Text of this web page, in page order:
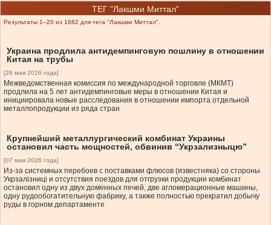
ТЕГ "Лакшми Миттал"
Результаты 1–20 из 1682 для тега "Лакшми Миттал".
Украина продлила антидемпинговую пошлину в отношении
Китая на трубы
[26 мая 2026 года]
Межведомственная комиссия по международной торговле (МКМТ)
продлила на 5 лет антидемпинговые меры в отношении Китая и
инициировала новые расследования в отношении импорта отдельной
металлопродукции из ряда стран
Крупнейший металлургический комбинат Украины
остановил часть мощностей, обвинив “Укрзализныцю”
[07 мая 2026 года]
Из-за системных перебоев с поставками флюсов (известняка) со стороны
Укрзалізниці и отсутствия поездов для отгрузки продукции комбинат
остановил одну из двух доменных печей, две агломерационные машины,
одну рудообогатительную фабрику, а также полностью прекратил добычу
руды в горном департаменте